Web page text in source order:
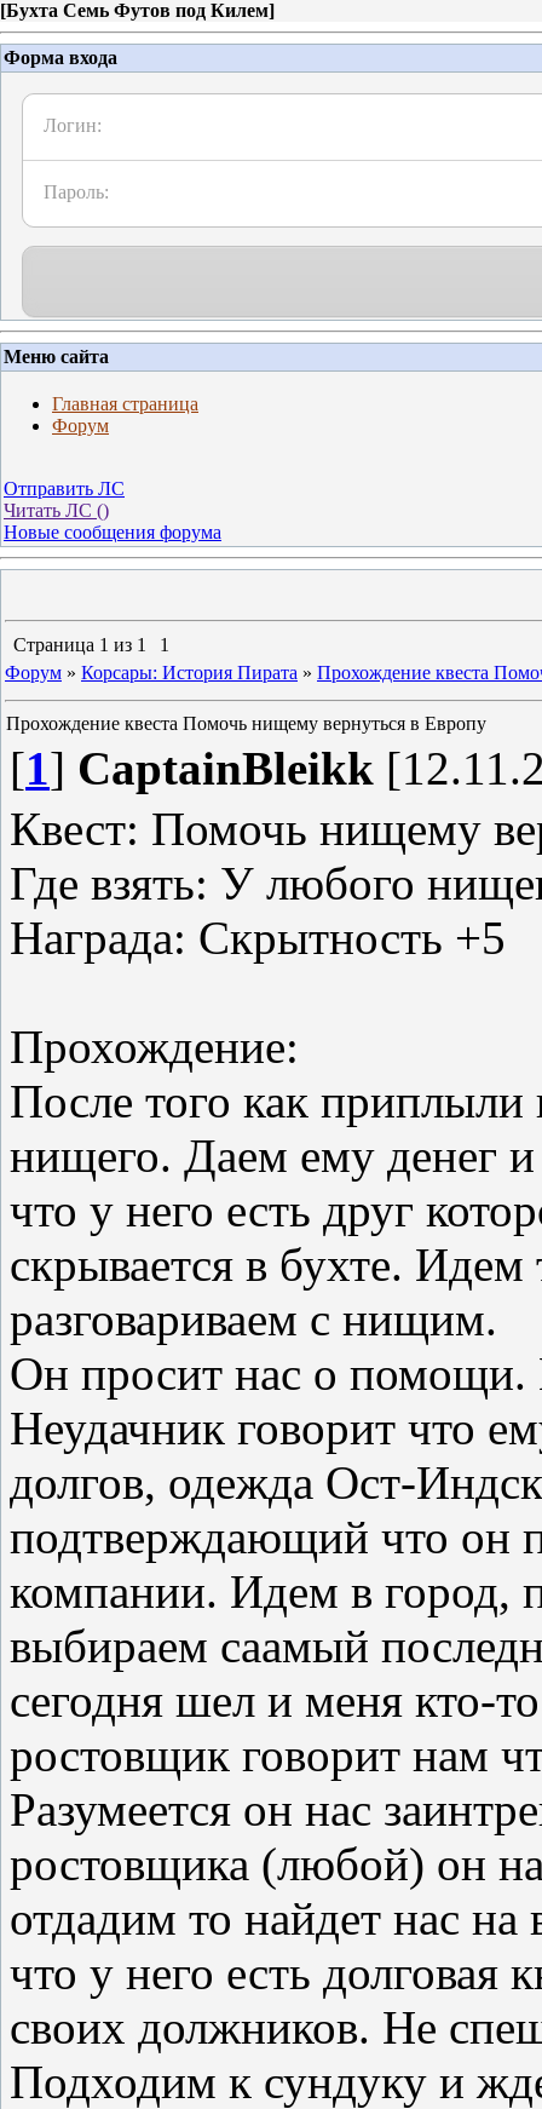
[Бухта Семь Футов под Килем]
Форма входа
Логин:
Пароль:
Меню сайта
Главная страница
Форум
Отправить ЛС
Читать ЛС ()
Новые сообщения форума
Страница 1 из 1
1
Форум » Корсары: История Пирата » Прохождение квеста
Прохождение квеста Помочь нищему вернуться в Европу
[1] CaptainBleikk
Квест: Помочь нищему
Где взять: У любого
Награда: Скрытность +5
Прохождение:
После того как
нищего. Даем ему денег и
что у него есть друг
скрывается в бухте.
разговариваем с нищим.
Он просит нас о помощи.
Неудачник говорит что
долгов, одежда Ост-
подтверждающий что он
компании. Идем в город,
выбираем саамый
сегодня шел и меня кто-
ростовщик говорит нам
Разумеется он нас
ростовщика (любой) он
отдадим то найдет нас
что у него есть долговая
своих должников. Не
Подходим к сундуку и